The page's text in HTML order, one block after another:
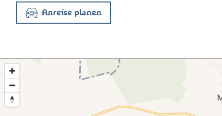
Anreise planen